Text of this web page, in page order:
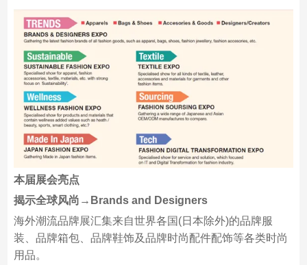
本届展会亮点
揭示全球风尚→Brands and Designers
海外潮流品牌展汇集来自世界各国(日本除外)的品牌服
装、品牌箱包、品牌鞋饰及品牌时尚配件配饰等各类时尚
用品。